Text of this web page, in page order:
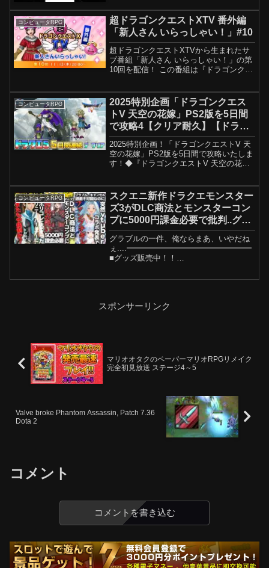
コンピュータRPG
超ドラゴンクエストXTV 番外編
「新人さん いらっしゃい！」#10
超ドラゴンクエストXTVから生まれたサ
ブ番組「新人さん いらっしゃい！」の第
10回を配信！ この番組は『ドラゴンクエ
ックする方におすすめの冒険のお役立ち
情報をお届けす...
コンピュータRPG
2025特別企画「ドラゴンクエス
トV 天空の花嫁」PS2版を5日間
で攻略4【クリア耐久】【ドラク
エ5】
2025特別企画！「ドラゴンクエストV 天
空の花嫁」PS2版を5日間で攻略いたしま
す！◆『ドラゴンクエストV 天空の花
発売日：2014.12.12価格 ：¥1...
コンピュータRPG
スクエニ新作ドラクエモンスター
ズ3がDLC商法とモンスターコン
プに5000円課金必要で批判..グラ
ブル一大フェスが突如ホロライブ
とコラボ発表でファン激怒..ポリ
コレ炎上したゲームSIEのパート
グラブルの一件、俺ならまあ、いやだね
ぇ....━━━━━━━━━━━━━━━━
■グッズ販売中！！
スポンサーリンク
マリオオタクのペーパーマリオRPGリメイク
完全初見放送 ステージ4～5
Valve broke Phantom Assassin, Patch 7.36
Dota 2
コメント
コメントを書き込む